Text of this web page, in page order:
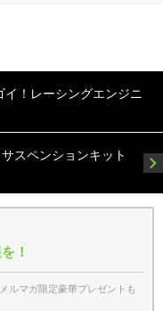
！レーシングエンジニ
スペンションキット
！
ルマガ限定豪華プレゼントも